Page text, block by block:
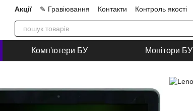
Акції ✎ Гравіювання Контакти Контроль якості
Про нас
Блог Співпраця Угода користувача
Комп'ютери БУ Монітори БУ